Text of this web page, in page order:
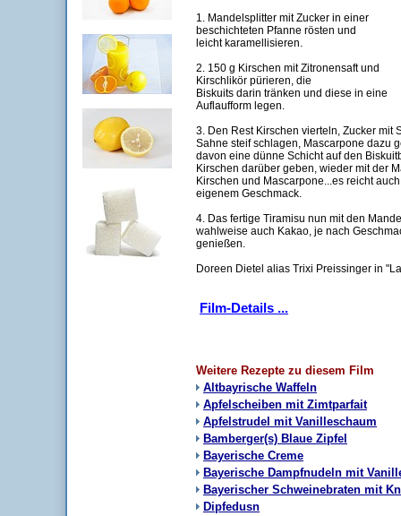
1. Mandelsplitter mit Zucker in einer
beschichteten Pfanne rösten und
leicht karamellisieren.
2. 150 g Kirschen mit Zitronensaft und
Kirschlikör pürieren, die
Biskuits darin tränken und diese in eine
Auflaufform legen.
3. Den Rest Kirschen vierteln, Zucker mit
Sahne steif schlagen, Mascarpone dazu
davon eine dünne Schicht auf den
Kirschen darüber geben, wieder mit der
Kirschen und Mascarpone...es reicht
eigenem Geschmack.
4. Das fertige Tiramisu nun mit den
wahlweise auch Kakao, je nach
genießen.
Doreen Dietel alias Trixi Preissinger in
Film-Details ...
Weitere Rezepte zu diesem Film
Altbayrische Waffeln
Apfelscheiben mit Zimtparfait
Apfelstrudel mit Vanilleschaum
Bamberger(s) Blaue Zipfel
Bayerische Creme
Bayerische Dampfnudeln mit
Bayerischer Schweinebraten mit
Dipfedusn